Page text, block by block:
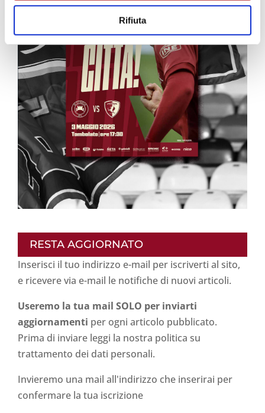
Rifiuta
RESTA AGGIORNATO
Inserisci il tuo indirizzo e-mail per iscriverti al sito,
e ricevere via e-mail le notifiche di nuovi articoli.
Useremo la tua mail SOLO per inviarti
aggiornamenti per ogni articolo pubblicato.
Prima di inviare leggi la nostra politica su
trattamento dei dati personali.
Invieremo una mail all'indirizzo che inserirai per
confermare la tua iscrizione